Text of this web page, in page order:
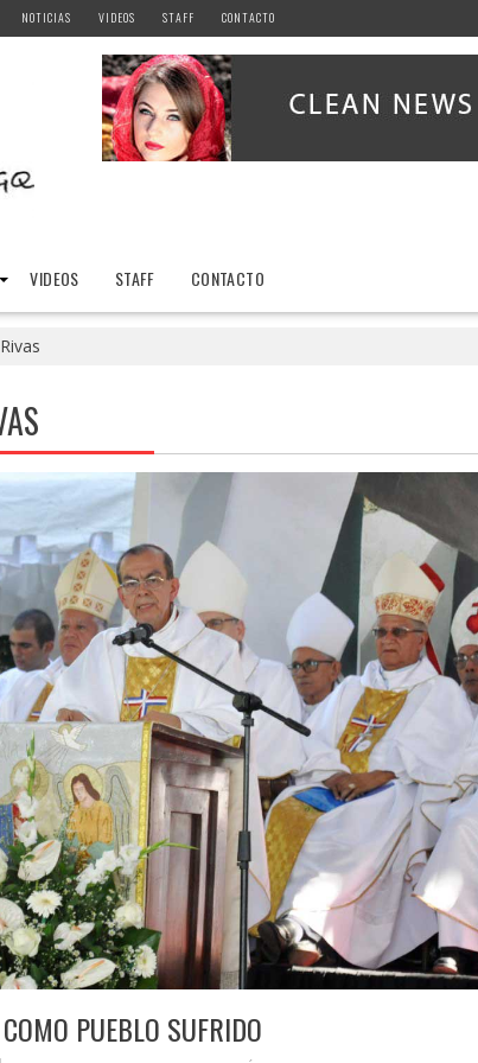
NOTICIAS VIDEOS STAFF CONTACTO
VIDEOS STAFF CONTACTO
PUEBLO SUFRIDO